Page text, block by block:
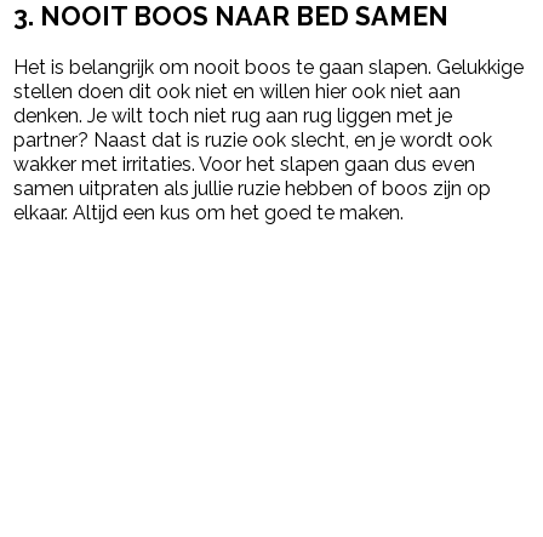
3. NOOIT BOOS NAAR BED SAMEN
Het is belangrijk om nooit boos te gaan slapen. Gelukkige
stellen doen dit ook niet en willen hier ook niet aan
denken. Je wilt toch niet rug aan rug liggen met je
partner? Naast dat is ruzie ook slecht, en je wordt ook
wakker met irritaties. Voor het slapen gaan dus even
samen uitpraten als jullie ruzie hebben of boos zijn op
elkaar. Altijd een kus om het goed te maken.